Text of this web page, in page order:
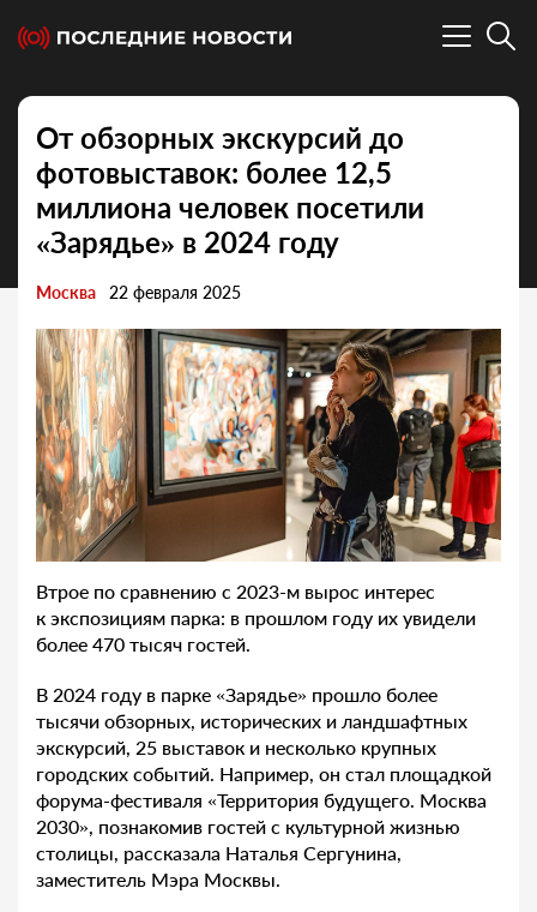
От обзорных экскурсий до
фотовыставок: более 12,5
миллиона человек посетили
«Зарядье» в 2024 году
Москва 22 февраля 2025
Втрое по сравнению с 2023-м вырос интерес
к экспозициям парка: в прошлом году их увидели
более 470 тысяч гостей.
В 2024 году в парке «Зарядье» прошло более
тысячи обзорных, исторических и ландшафтных
экскурсий, 25 выставок и несколько крупных
городских событий. Например, он стал площадкой
форума-фестиваля «Территория будущего. Москва
2030», познакомив гостей с культурной жизнью
столицы, рассказала Наталья Сергунина,
заместитель Мэра Москвы.